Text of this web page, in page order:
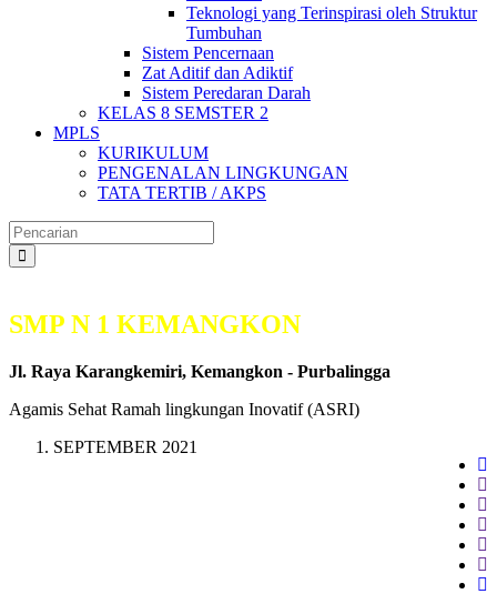
Teknologi yang Terinspirasi oleh Struktur
Tumbuhan
Sistem Pencernaan
Zat Aditif dan Adiktif
Sistem Peredaran Darah
KELAS 8 SEMSTER 2
MPLS
KURIKULUM
PENGENALAN LINGKUNGAN
TATA TERTIB / AKPS
SMP N 1 KEMANGKON
Jl. Raya Karangkemiri, Kemangkon - Purbalingga
Agamis Sehat Ramah lingkungan Inovatif (ASRI)
SEPTEMBER 2021